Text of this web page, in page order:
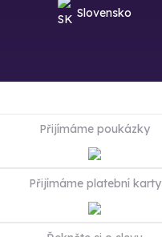
Slovensko
Přijímáme poukázky
Přijímáme platební karty